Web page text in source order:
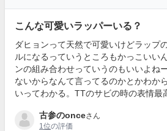
こんな可愛いラッパーいる？
ダヒョンって天然で可愛いけどラップ
ルになるっていうところもかっこいい
ンの組み合わせっていうのもいいよね
ないからなんて言ってるのかとかわか
いってわかる。TTのサビの時の表情最
古参のonceさん
1位の評価